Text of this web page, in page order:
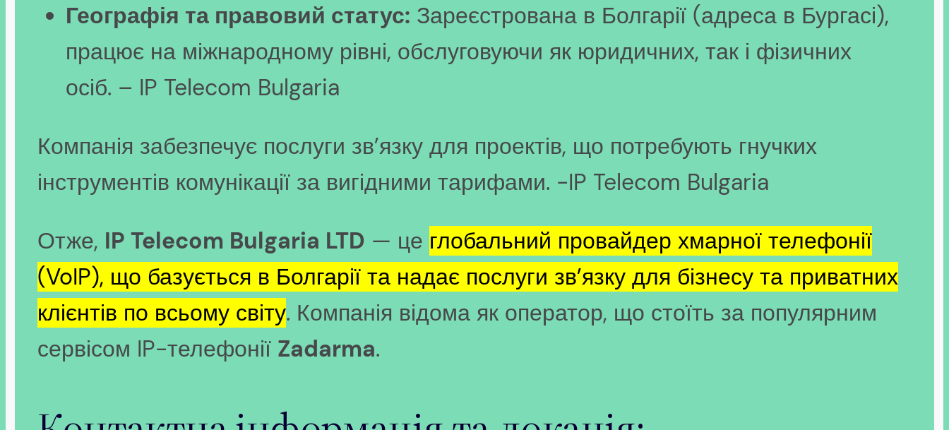
Географія та правовий статус: Зареєстрована в Болгарії (адреса в Бургасі),
працює на міжнародному рівні, обслуговуючи як юридичних, так і фізичних
осіб. – IP Telecom Bulgaria
Компанія забезпечує послуги зв’язку для проектів, що потребують гнучких
інструментів комунікації за вигідними тарифами. -IP Telecom Bulgaria
Отже, IP Telecom Bulgaria LTD — це глобальний провайдер хмарної телефонії
(VoIP), що базується в Болгарії та надає послуги зв’язку для бізнесу та приватних
клієнтів по всьому світу. Компанія відома як оператор, що стоїть за популярним
сервісом IP-телефонії Zadarma.